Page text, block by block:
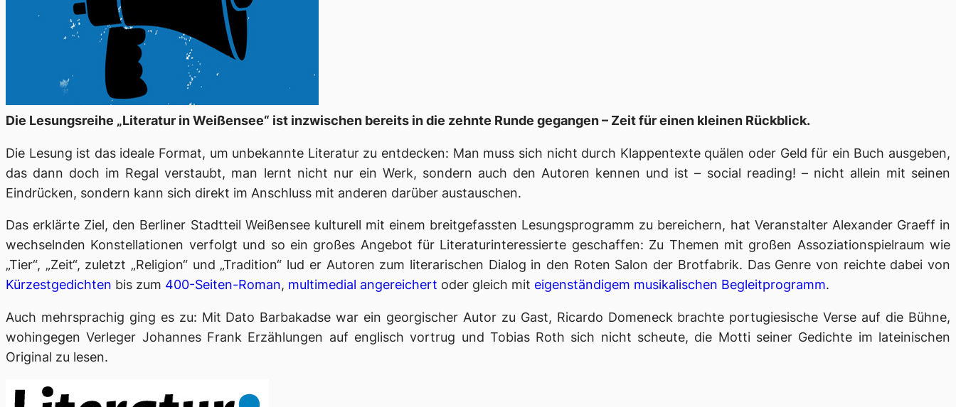
Die Lesungsreihe „Literatur in Weißensee“ ist inzwischen bereits in die zehnte Runde gegangen – Zeit für einen kleinen Rückblick.
Die Lesung ist das ideale Format, um unbekannte Literatur zu entdecken: Man muss sich nicht durch Klappentexte quälen oder Geld für ein Buch ausgeben,
das dann doch im Regal verstaubt, man lernt nicht nur ein Werk, sondern auch den Autoren kennen und ist – social reading! – nicht allein mit seinen
Eindrücken, sondern kann sich direkt im Anschluss mit anderen darüber austauschen.
Das erklärte Ziel, den Berliner Stadtteil Weißensee kulturell mit einem breitgefassten Lesungsprogramm zu bereichern, hat Veranstalter Alexander Graeff in
wechselnden Konstellationen verfolgt und so ein großes Angebot für Literaturinteressierte geschaffen: Zu Themen mit großen Assoziationspielraum wie
„Tier“, „Zeit“, zuletzt „Religion“ und „Tradition“ lud er Autoren zum literarischen Dialog in den Roten Salon der Brotfabrik. Das Genre von reichte dabei von
Kürzestgedichten bis zum 400-Seiten-Roman, multimedial angereichert oder gleich mit eigenständigem musikalischen Begleitprogramm.
Auch mehrsprachig ging es zu: Mit Dato Barbakadse war ein georgischer Autor zu Gast, Ricardo Domeneck brachte portugiesische Verse auf die Bühne,
wohingegen Verleger Johannes Frank Erzählungen auf englisch vortrug und Tobias Roth sich nicht scheute, die Motti seiner Gedichte im lateinischen
Original zu lesen.